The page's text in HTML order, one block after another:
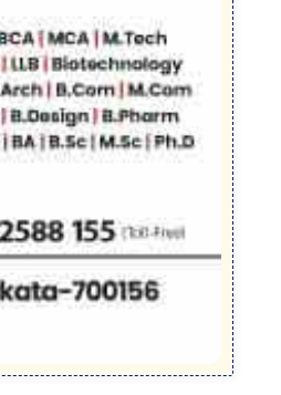
রাজ্যের ভূমিকা তুলনা করে
এদিন শুভেন্দু অভিযোগ করেন
ও বাংলাদেশি মুসলমানরা
না। সবাইকে সংবিধান
ডুপ্লিকেট ও অস্তিত্বহীন নামের